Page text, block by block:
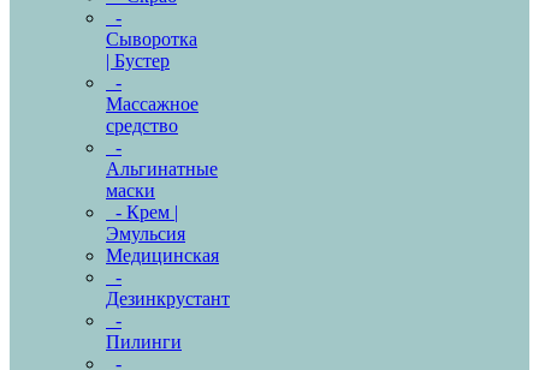
-
Сыворотка
| Бустер
-
Массажное
средство
-
Альгинатные
маски
- Крем |
Эмульсия
Медицинская
-
Дезинкрустант
-
Пилинги
-